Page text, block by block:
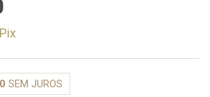
Pix
SEM JUROS